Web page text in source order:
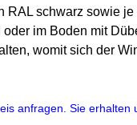
schwarz sowie
im Boden mit
womit sich der
anfragen. Sie